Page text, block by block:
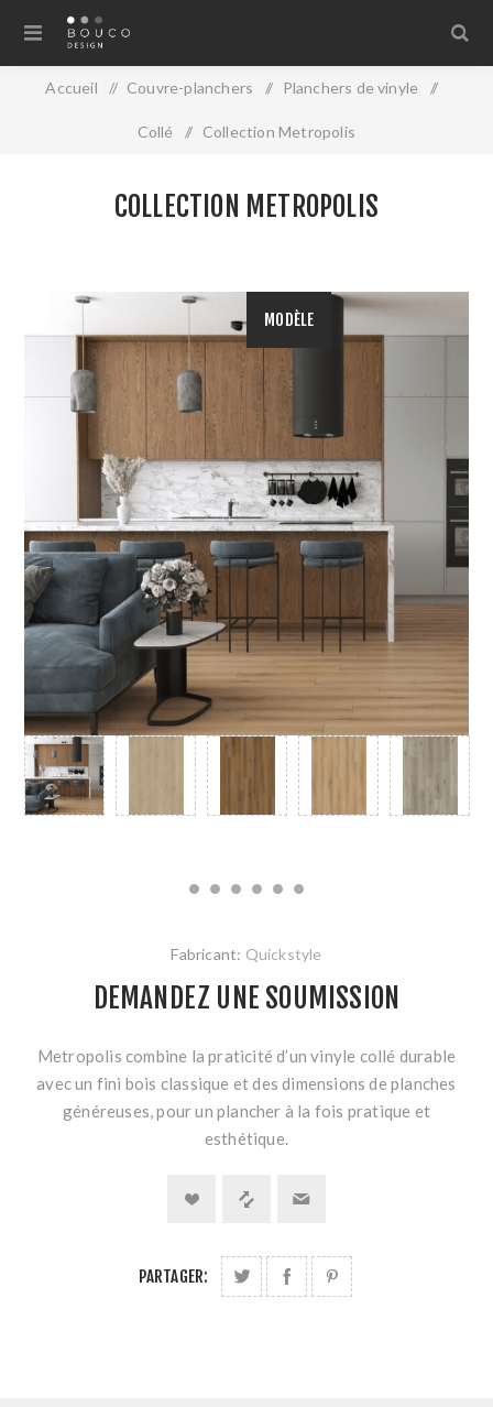
Accueil / Couvre-planchers / Planchers de vinyle /
Collé / Collection Metropolis
MODÈLE
COLLECTION METROPOLIS
Fabricant: Quickstyle
DEMANDEZ UNE SOUMISSION
Metropolis combine la praticité d’un vinyle collé durable
avec un fini bois classique et des dimensions de planches
généreuses, pour un plancher à la fois pratique et
esthétique.
PARTAGER: